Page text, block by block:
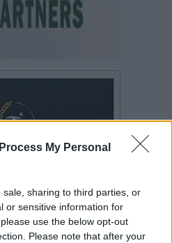
My Personal
sharing to third parties, or
or sensitive information for
use the below opt-out
Please note that after your